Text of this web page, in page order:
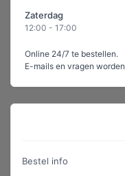
Zaterdag
12:00 - 17:00
Online 24/7 te bestellen.
E-mails en vragen
Bestel info